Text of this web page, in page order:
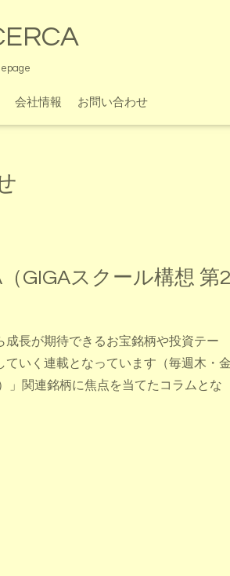
会社情報 お問い合わせ
GIGAスクール構想 第
長が期待できるお宝銘柄や投資テー
いく連載となっています（毎週木・金
」関連銘柄に焦点を当てたコラムとな